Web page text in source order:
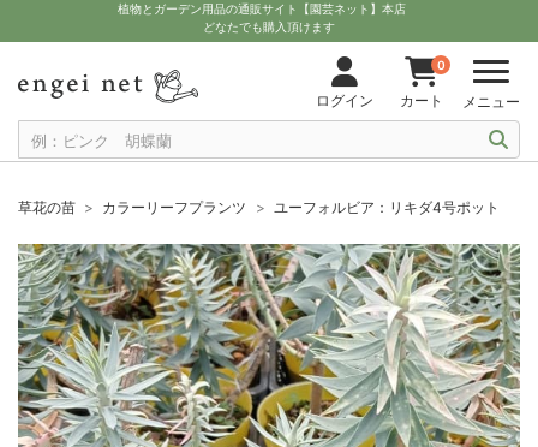
植物とガーデン用品の通販サイト【園芸ネット】本店
どなたでも購入頂けます
ログイン
0
カート メニュー
草花の苗 カラーリーフプランツ ユーフォルビア：リキダ4号ポット